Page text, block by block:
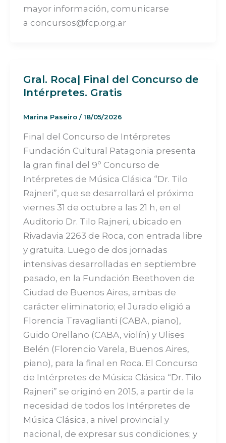
mayor información, comunicarse
a concursos@fcp.org.ar
Gral. Roca| Final del Concurso de
Intérpretes. Gratis
Marina Paseiro /18/05/2026
Final del Concurso de Intérpretes
Fundación Cultural Patagonia presenta
la gran final del 9º Concurso de
Intérpretes de Música Clásica “Dr. Tilo
Rajneri”, que se desarrollará el próximo
viernes 31 de octubre a las 21 h, en el
Auditorio Dr. Tilo Rajneri, ubicado en
Rivadavia 2263 de Roca, con entrada libre
y gratuita. Luego de dos jornadas
intensivas desarrolladas en septiembre
pasado, en la Fundación Beethoven de
Ciudad de Buenos Aires, ambas de
carácter eliminatorio; el Jurado eligió a
Florencia Travaglianti (CABA, piano),
Guido Orellano (CABA, violín) y Ulises
Belén (Florencio Varela, Buenos Aires,
piano), para la final en Roca. El Concurso
de Intérpretes de Música Clásica “Dr. Tilo
Rajneri” se originó en 2015, a partir de la
necesidad de todos los Intérpretes de
Música Clásica, a nivel provincial y
nacional, de expresar sus condiciones; y